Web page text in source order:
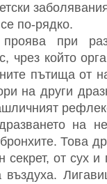
по-рядко.
при
чрез който
пътища от
на други
на
Това
секрет, от сух